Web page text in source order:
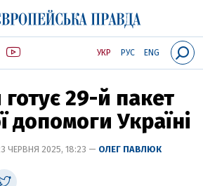
УКР РУС ENG
готує 29-й пакет
допомоги Україні
ЧЕРВНЯ 2025, 18:23 — ОЛЕГ ПАВЛЮК